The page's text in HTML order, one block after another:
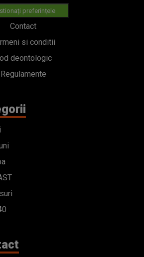
preferințele
Contact
si conditii
deontologic
Regulamente